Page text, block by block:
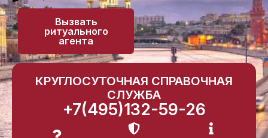
Вызвать
ритуального
агента
КРУГЛОСУТОЧНАЯ СПРАВОЧНАЯ
СЛУЖБА
+7(495)132-59-26